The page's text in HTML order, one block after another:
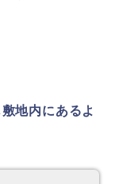
地内にあるよ